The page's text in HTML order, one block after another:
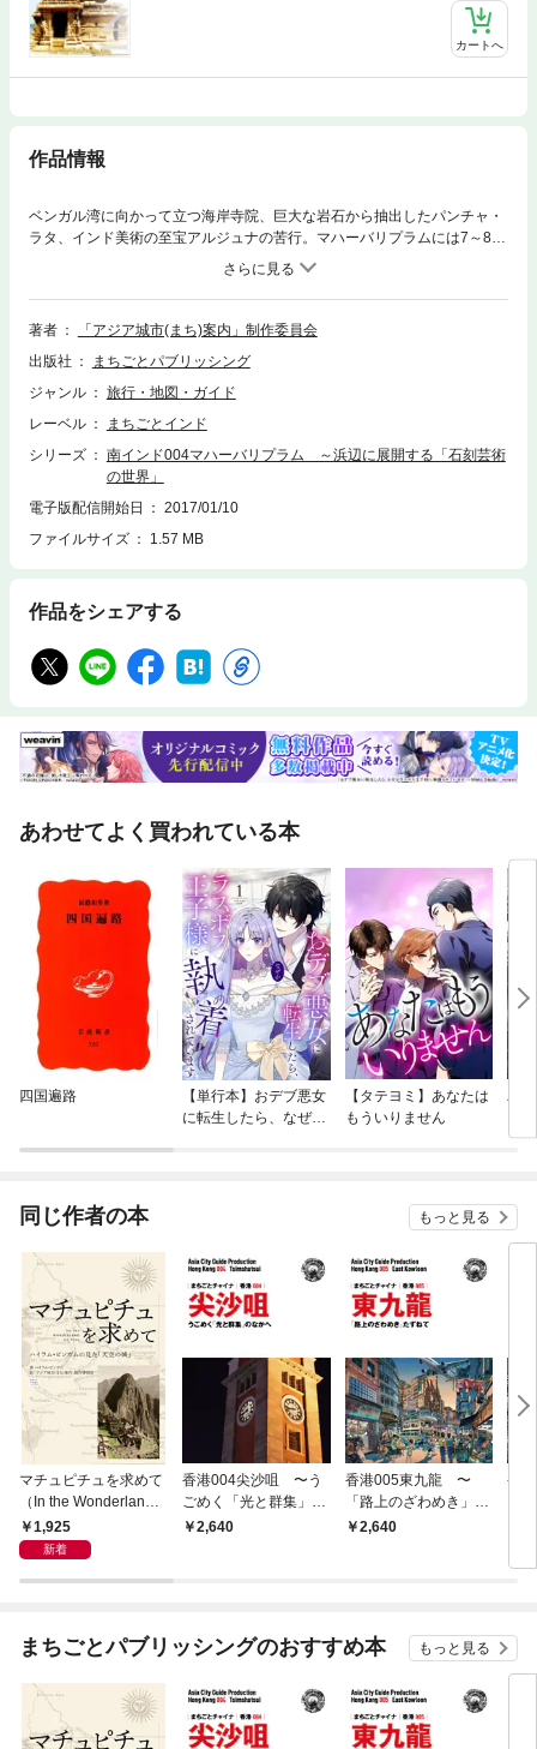
カートへ
作品情報
ベンガル湾に向かって立つ海岸寺院、巨大な岩石から抽出したパンチャ・
ラタ、インド美術の至宝アルジュナの苦行。マハーバリプラムには7～8世
紀、南インド美術の黄金時代につくられたヒンドゥー寺院が残ります。世
界遺産にも指定されているこれら遺跡を図版や写真とともに案内します。
かんたんな図版、地図計8点収録。
著者
「アジア城市(まち)案内」制作委員会
出版社
まちごとパブリッシング
ジャンル
旅行・地図・ガイド
レーベル
まちごとインド
シリーズ
南インド004マハーバリプラム ～浜辺に展開する「石刻芸術
の世界」
電子版配信開始日
2017/01/10
ファイルサイズ
1.57 MB
作品をシェアする
あわせてよく買われている本
四国遍路
【単行本】おデブ悪女
に転生したら、なぜか
【タテヨミ】あなたは
もういりません
バ
今
同じ作者の本 もっと見る
マチュピチュを求めて
（In the Wonderland o
f Peru） 〜ハイラ
ム・ビンガムの見た
1,925
新着
香港004尖沙咀 〜う
ごめく「光と群集」の
なかへ
2,640
香港005東九龍 〜
「路上のざわめき」た
ずねて
2,640
香
まちごとパブリッシングのおすすめ本 もっと見る